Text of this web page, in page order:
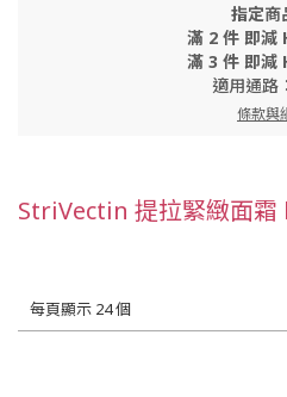
指定商
滿 2 件 即減
滿 3 件 即減
適用通路
條款與
StriVectin 提拉緊緻面霜
每頁顯示 24 個